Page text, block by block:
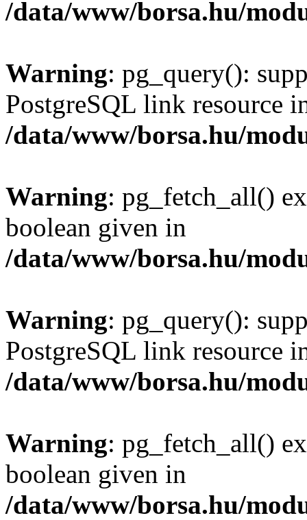
/data/www/borsa.hu/
Warning: pg_query():
PostgreSQL link resource
/data/www/borsa.hu/
Warning: pg_fetch_all()
boolean given in
/data/www/borsa.hu/
Warning: pg_query():
PostgreSQL link resource
/data/www/borsa.hu/
Warning: pg_fetch_all()
boolean given in
/data/www/borsa.hu/